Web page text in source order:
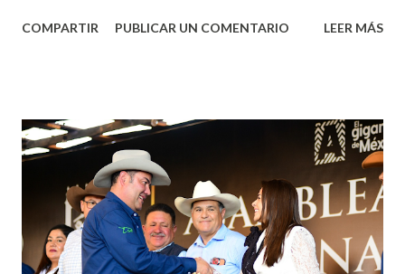
municipal, Leo Montañez dio inicio al programa
Corazón Urbano y el Municipio capital. Leo Montañez
informó que en este programa se usarán cerca de 90 mil
metros cuadrados de pintura, para dar inicio en la calle
Nieto, entre Jesús F. Elizondo y la calle 22 de Octubre, con
lo que se aplicará pintura en 66 casas. Posteriormente se
llevará este programa a Villas de Nuestra Señora de la
COMPARTIR PUBLICAR UN COMENTARIO LEER MÁS